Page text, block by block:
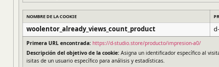
NOMBRE DE LA COOKIE
woolentor_already_views_count_product
Primera URL encontrada: https://d-studio.store/producto/impresion-a0/
Descripción del objetivo de la cookie: Asigna un identificador específico al
isitas de un usuario específico para análisis y estadísticas.